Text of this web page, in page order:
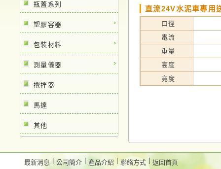
瓶蓋系列
塑膠容器
包裝材料
測量儀器
攪拌器
馬達
其他
直流24V水泥車專用
口徑
電流
重量
高度
寬度
最新消息 公司簡介 產品介紹 聯絡方式 返回首頁